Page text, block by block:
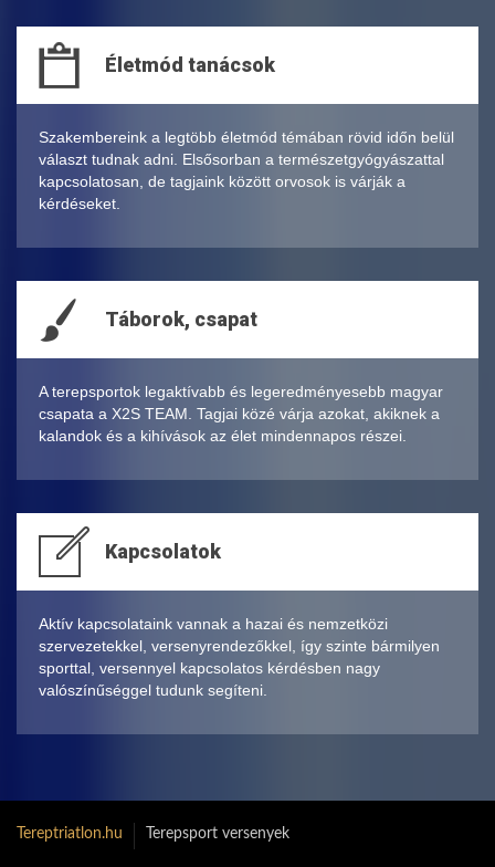
Életmód tanácsok
Szakembereink a legtöbb életmód témában rövid időn belül
választ tudnak adni. Elsősorban a természetgyógyászattal
kapcsolatosan, de tagjaink között orvosok is várják a
kérdéseket.
Táborok, csapat
A terepsportok legaktívabb és legeredményesebb magyar
csapata a X2S TEAM. Tagjai közé várja azokat, akiknek a
kalandok és a kihívások az élet mindennapos részei.
Kapcsolatok
Aktív kapcsolataink vannak a hazai és nemzetközi
szervezetekkel, versenyrendezőkkel, így szinte bármilyen
sporttal, versennyel kapcsolatos kérdésben nagy
valószínűséggel tudunk segíteni.
Tereptriatlon.hu Terepsport versenyek